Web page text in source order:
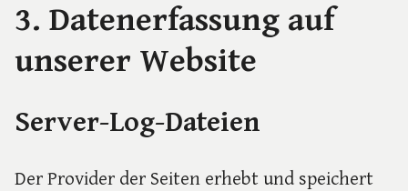
3. Datenerfassung auf
unserer Website
Server-Log-Dateien
Der Provider der Seiten erhebt und speichert